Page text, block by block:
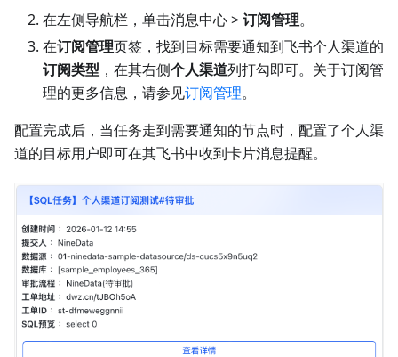
在左侧导航栏，单击消息中心 >订阅管理。
在订阅管理页签，找到目标需要通知到飞书个人渠道的
订阅类型 ，在其右侧个人渠道列打勾即可。关于订阅管
理的更多信息，请参见订阅管理。
配置完成后，当任务走到需要通知的节点时，配置了个人渠
道的目标用户即可在其飞书中收到卡片消息提醒。